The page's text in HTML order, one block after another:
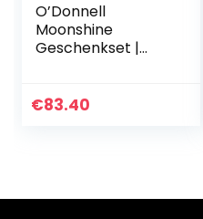
O’Donnell
Moonshine
Geschenkset |
amerikanischer
€83.40